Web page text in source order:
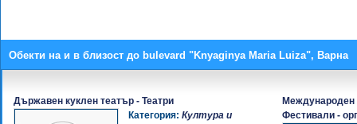
Обекти на и в близост до bulevard "Knyaginya Maria Luiza", Варна
Държавен куклен театър - Театри
Категория: Култура и
Международен
Фестивали -